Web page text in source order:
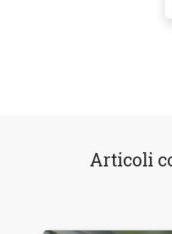
Articoli